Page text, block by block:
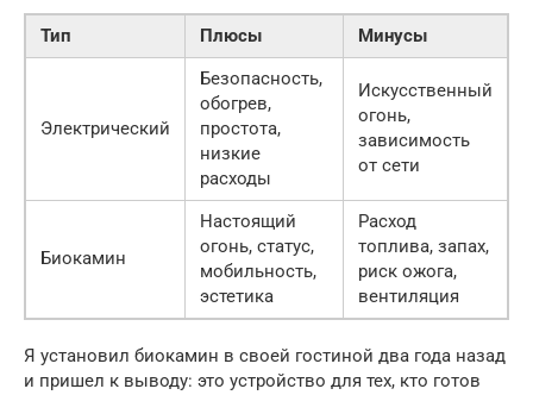
Тип Плюсы Минусы
Электрический
Безопасность,
обогрев,
простота,
низкие
расходы
Искусственный
огонь,
зависимость
от сети
Биокамин
Настоящий
огонь, статус,
мобильность,
эстетика
Расход
топлива, запах,
риск ожога,
вентиляция
Я установил биокамин в своей гостиной два года назад
и пришел к выводу: это устройство для тех, кто готов